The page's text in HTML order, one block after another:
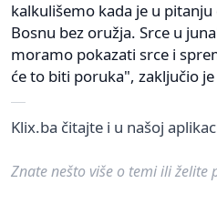
kalkulišemo kada je u
Bosnu bez oružja. Srce u
moramo pokazati srce i
će to biti poruka", zaključio
Klix.ba čitajte i u našoj
Znate nešto više o temi ili želite